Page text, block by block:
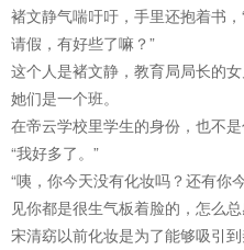
褚文静气喘吁吁，手里还抱着书
请假，有好些了嘛？”
这个人是褚文静，教育局局长的女
她们是一个班。
在帝云学校里学生的身份，也不是
“我好多了。”
“咦，你今天没有化妆吗？还有你
见你都是很生气板着脸的，怎么
宋清窈以前化妆是为了能够吸引